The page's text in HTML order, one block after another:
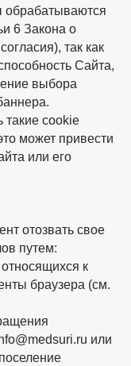
6 Закона о
так как
Сайта,
выбора
такие cookie
может привести
или его
отозвать свое
путем:
к
браузера (см.
или